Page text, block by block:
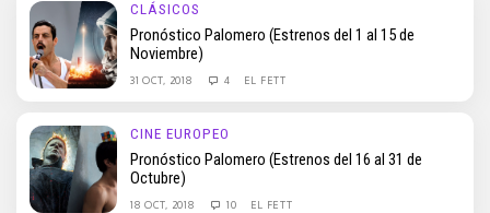
CLÁSICOS
Pronóstico Palomero (Estrenos del 1 al 15 de
Noviembre)
31 OCT, 2018 4 EL FETT
CINE EUROPEO
Pronóstico Palomero (Estrenos del 16 al 31 de
Octubre)
18 OCT, 2018 10 EL FETT